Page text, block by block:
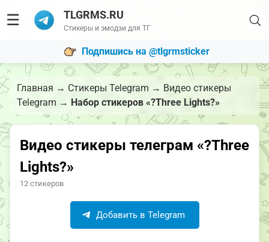
☰ TLGRMS.RU
Стикеры и эмодзи для ТГ
Подпишись на @tlgrmsticker
Главная → Стикеры Telegram → Видео стикеры
Telegram → Набор стикеров «?Three Lights?»
Видео стикеры телеграм «?Three
Lights?»
12 стикеров
Добавить в Telegram